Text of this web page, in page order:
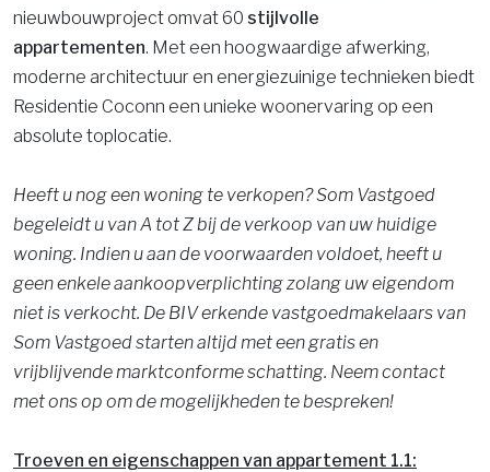
nieuwbouwproject omvat 60 stijlvolle
appartementen. Met een hoogwaardige afwerking,
moderne architectuur en energiezuinige technieken biedt
Residentie Coconn een unieke woonervaring op een
absolute toplocatie.
Heeft u nog een woning te verkopen? Som Vastgoed
begeleidt u van A tot Z bij de verkoop van uw huidige
woning. Indien u aan de voorwaarden voldoet, heeft u
geen enkele aankoopverplichting zolang uw eigendom
niet is verkocht. De BIV erkende vastgoedmakelaars van
Som Vastgoed starten altijd met een gratis en
vrijblijvende marktconforme schatting. Neem contact
met ons op om de mogelijkheden te bespreken!
Troeven en eigenschappen van appartement 1.1: